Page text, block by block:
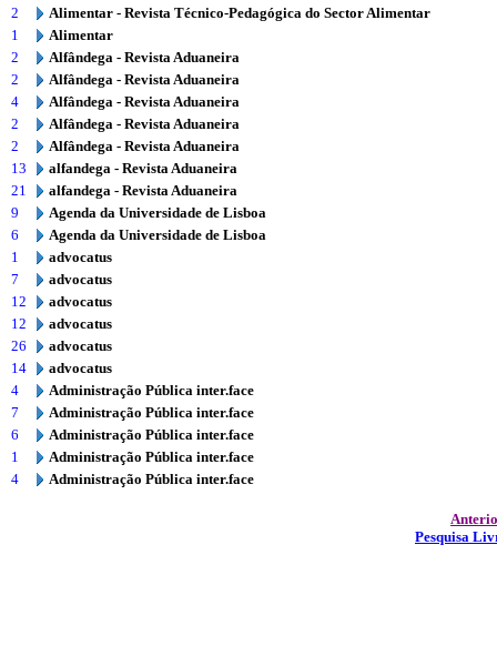
2
Alimentar - Revista Técnico-Pedagógica do Sector Alimentar
1
Alimentar
2
Alfândega - Revista Aduaneira
2
Alfândega - Revista Aduaneira
4
Alfândega - Revista Aduaneira
2
Alfândega - Revista Aduaneira
2
Alfândega - Revista Aduaneira
13
alfandega - Revista Aduaneira
21
alfandega - Revista Aduaneira
9
Agenda da Universidade de Lisboa
6
Agenda da Universidade de Lisboa
1
advocatus
7
advocatus
12
advocatus
12
advocatus
26
advocatus
14
advocatus
4
Administração Pública inter.face
7
Administração Pública inter.face
6
Administração Pública inter.face
1
Administração Pública inter.face
4
Administração Pública inter.face
Pesquisa